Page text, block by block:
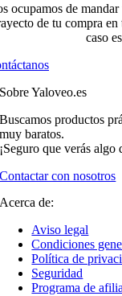
ocupamos de
de tu compra
caso
Sobre Yaloveo.es
Buscamos productos
muy baratos.
¡Seguro que verás algo
Contactar con nosotros
Acerca de:
Aviso legal
Condiciones
Política de
Seguridad
Programa de